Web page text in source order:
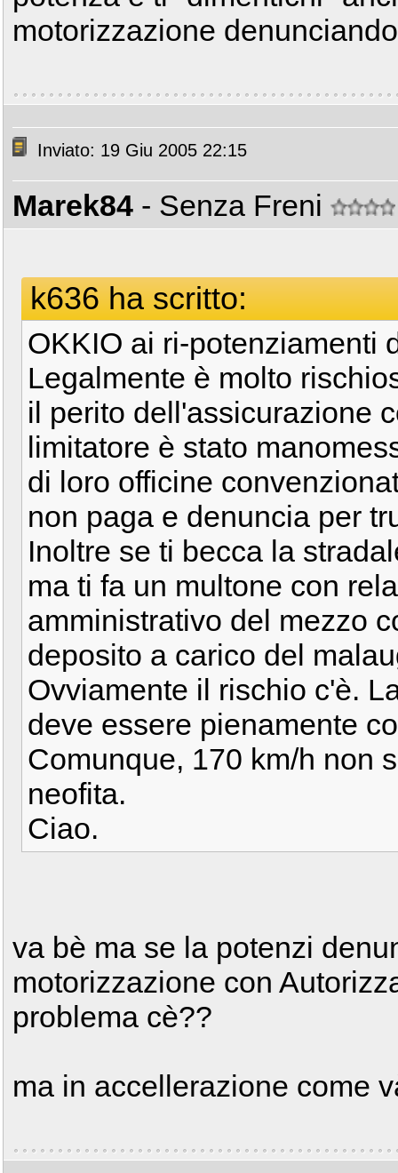
motorizzazione
Inviato: 19 Giu 2005 22:15
Marek84 - Senza Freni
k636 ha scritto:
OKKIO ai ri-potenziamenti
Legalmente è molto
il perito dell'assicurazione
limitatore è stato
di loro officine
non paga e denuncia per
Inoltre se ti becca la
ma ti fa un multone con
amministrativo del mezzo
deposito a carico del
Ovviamente il rischio c'è.
deve essere pienamente
Comunque, 170 km/h non
neofita.
Ciao.
va bè ma se la potenzi
motorizzazione con
problema cè??
ma in accellerazione come